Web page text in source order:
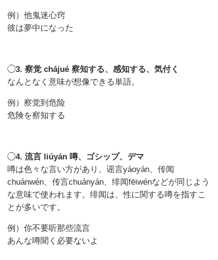
例）他鬼迷心窍
彼は夢中になった
◯3. 察觉 chájué 察知する、感知する、気付く
なんとなく意味が想像できる単語。
例）察觉到危险
危険を察知する
◯4. 流言 liúyán 噂、ゴシップ、デマ
噂は色々な言い方があり、谣言yáoyán、传闻
chuánwén、传言chuányán、绯闻fēiwénなどが同じよう
な意味で使われます。绯闻は、性に関する噂を指すこ
とが多いです。
例）你不要听那些流言
あんな噂聞く必要ないよ